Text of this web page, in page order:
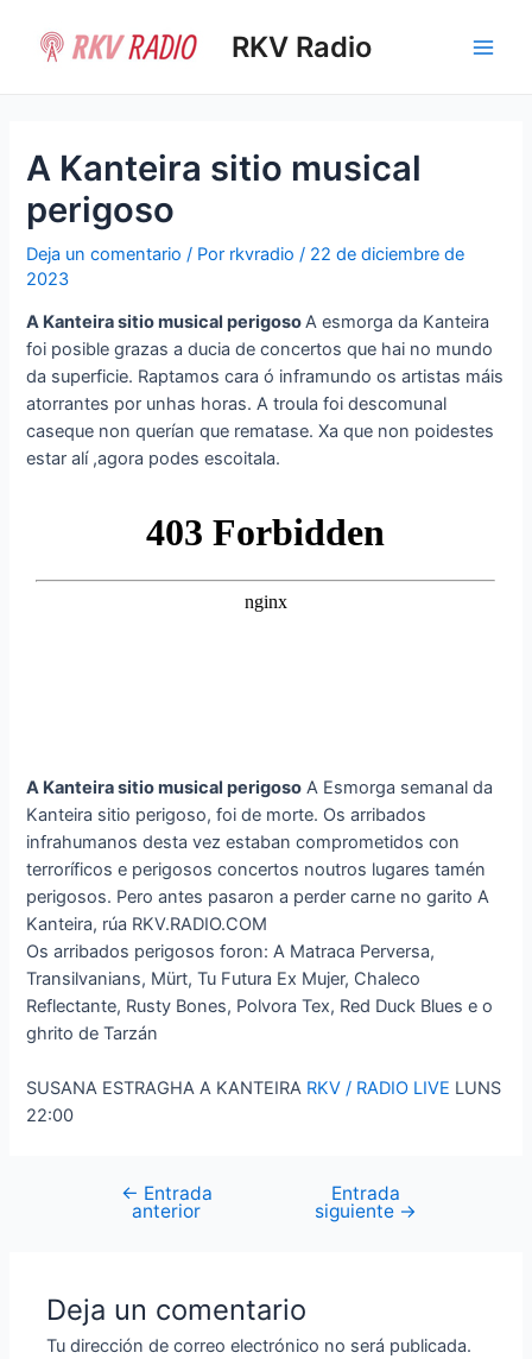
contenido
RKV Radio
A Kanteira sitio musical
perigoso
Deja un comentario / Por rkvradio/ 22 de diciembre de
2023
A Kanteira sitio musical perigosoA esmorga da Kanteira
foi posible grazas a ducia de concertos que hai no mundo
da superficie. Raptamos cara ó inframundo os artistas máis
atorrantes por unhas horas. A troula foi descomunal
caseque non querían que rematase. Xa que non poidestes
estar alí ,agora podes escoitala.
A Kanteira sitio musical perigoso A Esmorga semanal da
Kanteira sitio perigoso, foi de morte. Os arribados
infrahumanos desta vez estaban comprometidos con
terroríficos e perigosos concertos noutros lugares tamén
perigosos. Pero antes pasaron a perder carne no garito A
Kanteira, rúa RKV.RADIO.COM
Os arribados perigosos foron: A Matraca Perversa,
Transilvanians, Mürt, Tu Futura Ex Mujer, Chaleco
Reflectante, Rusty Bones, Polvora Tex, Red Duck Blues e o
ghrito de Tarzán
SUSANA ESTRAGHA A KANTEIRA RKV / RADIO LIVE LUNS
22:00
Navegación
← Entrada
anterior
Entrada
siguiente →
Deja un comentario
Tu dirección de correo electrónico no será publicada.